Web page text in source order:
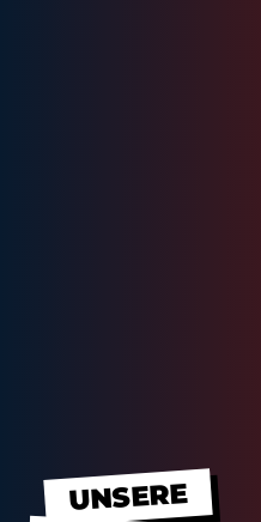
UNSERE